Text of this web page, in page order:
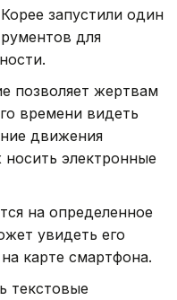
запустили один
для
позволяет жертвам
времени видеть
движения
носить электронные
на определенное
увидеть его
карте смартфона.
текстовые